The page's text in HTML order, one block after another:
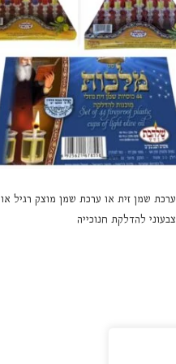
ערכת שמן זית או ערכת שמן מוצק רגיל או
צבעוני להדלקת חנוכייה